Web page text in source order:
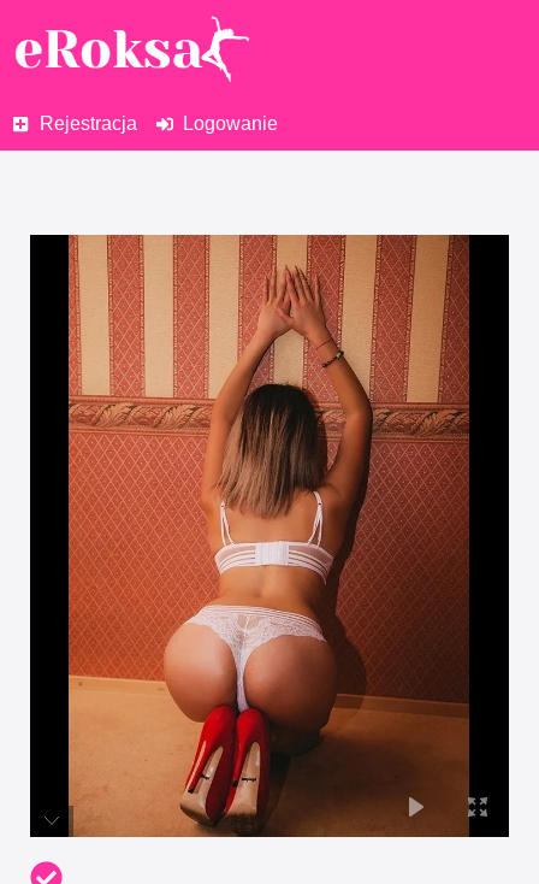
Rejestracja Logowanie